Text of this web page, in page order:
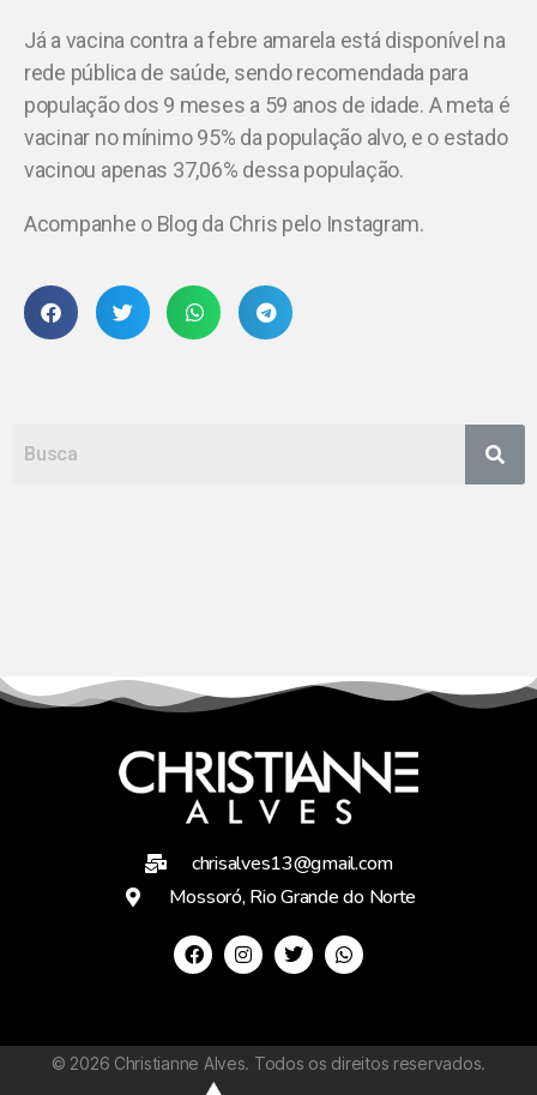
Já a vacina contra a febre amarela está disponível na
rede pública de saúde, sendo recomendada para
população dos 9 meses a 59 anos de idade. A meta é
vacinar no mínimo 95% da população alvo, e o estado
vacinou apenas 37,06% dessa população.
Acompanhe o Blog da Chris pelo Instagram.
chrisalves13@gmail.com
Mossoró, Rio Grande do Norte
© 2026 Christianne Alves. Todos os direitos reservados.